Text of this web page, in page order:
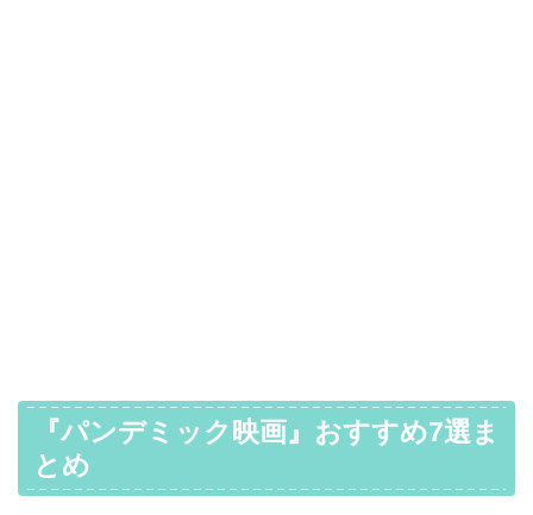
『パンデミック映画』おすすめ7選ま
とめ